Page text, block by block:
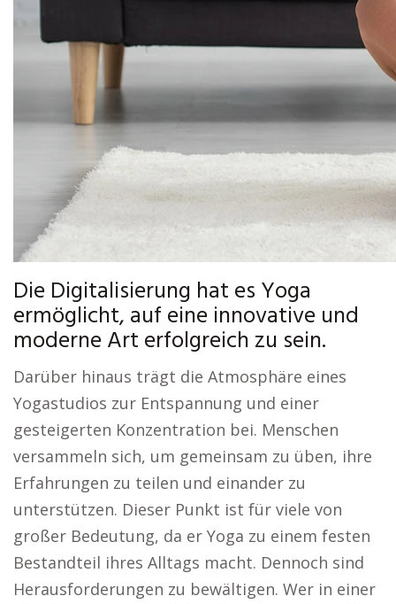
Die Digitalisierung hat es Yoga
ermöglicht, auf eine innovative und
moderne Art erfolgreich zu sein.
Darüber hinaus trägt die Atmosphäre eines
Yogastudios zur Entspannung und einer
gesteigerten Konzentration bei. Menschen
versammeln sich, um gemeinsam zu üben, ihre
Erfahrungen zu teilen und einander zu
unterstützen. Dieser Punkt ist für viele von
großer Bedeutung, da er Yoga zu einem festen
Bestandteil ihres Alltags macht. Dennoch sind
Herausforderungen zu bewältigen. Wer in einer